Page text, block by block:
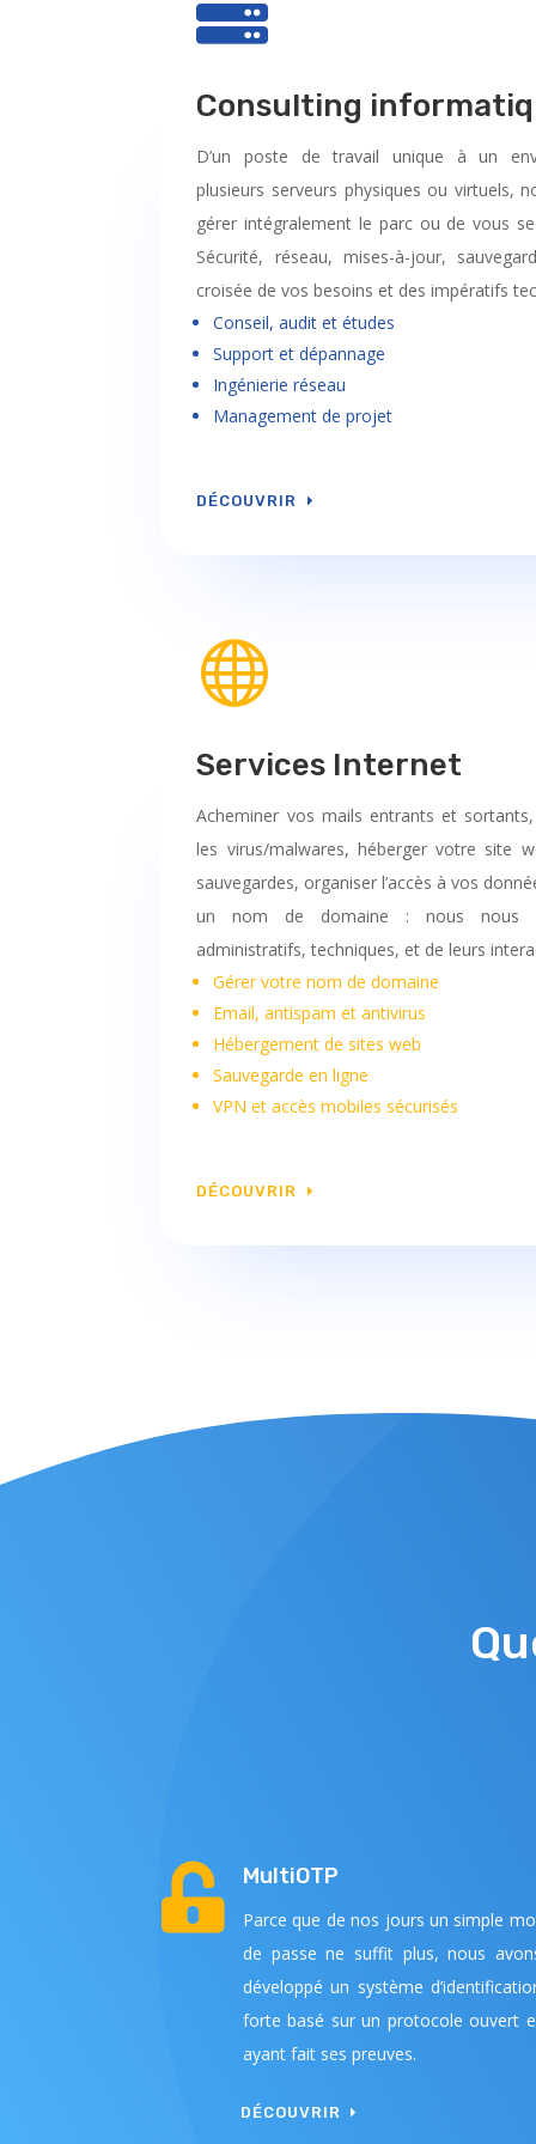
Consulting
D’un poste de travail unique à un
plusieurs serveurs physiques ou virtuels,
gérer intégralement le parc ou de vous
Sécurité, réseau, mises-à-jour,
croisée de vos besoins et des impératifs
Conseil, audit et études
Support et dépannage
Ingénierie réseau
Management de projet
DÉCOUVRIR

Services Internet
Acheminer vos mails entrants et
les virus/malwares, héberger votre site
sauvegardes, organiser l’accès à vos
un nom de domaine : nous nous
administratifs, techniques, et de leurs
Gérer votre nom de domaine
Email, antispam et antivirus
Hébergement de sites web
Sauvegarde en ligne
VPN et accès mobiles sécurisés
DÉCOUVRIR
 MultiOTP
Parce que de nos jours un simple
de passe ne suffit plus, nous
développé un système
forte basé sur un protocole ouvert
ayant fait ses preuves.
DÉCOUVRIR